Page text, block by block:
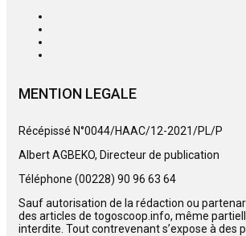
MENTION LEGALE
Récépissé N°0044/HAAC/12-2021/PL/P
Albert AGBEKO, Directeur de publication
Téléphone (00228) 90 96 63 64
Sauf autorisation de la rédaction ou
des articles de togoscoop.info, même
interdite. Tout contrevenant s’expose à des